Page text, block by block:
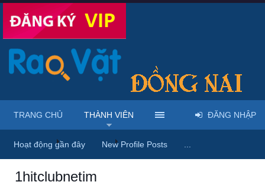
Trang chủ Thành viên 1hitclubnetim
1hitclubnetim
TRANG CHỦ THÀNH VIÊN
Hoạt động gần đây New Profile Posts
ĐĂNG NHẬP